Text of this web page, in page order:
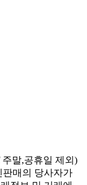
주말,공휴일 제외)
매의 당사자가